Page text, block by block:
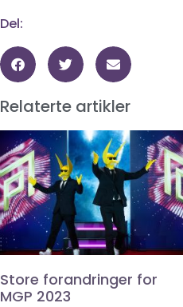
Del:
Relaterte artikler
Store forandringer for
MGP 2023